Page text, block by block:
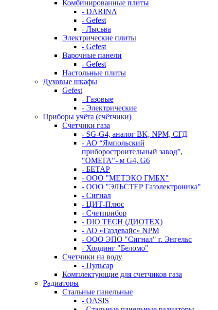
Комбинированные плиты
- DARINA
- Gefest
- Лысьва
Электрические плиты
- Gefest
Варочные панели
- Gefest
Настольные плиты
Духовые шкафы
Gefest
- Газовые
- Электрические
Приборы учёта (счётчики)
Счетчики газа
- SG-G4, аналог BK, NPM, СГД
- АО “Ямпольский
приборостроительный завод”,
"ОМЕГА"- м G4, G6
- БЕТАР
- ООО "МЕТЭКО ГМБХ"
- ООО "ЭЛЬСТЕР Газэлектроника"
- Сигнал
- ЦИТ-Плюс
- Счетприбор
- DIO TECH (ДИОТЕХ)
- АО «Газдевайс» NPM
- ООО ЭПО "Сигнал" г. Энгельс
- Холдинг "Беломо"
Счетчики на воду
- Пульсар
Комплектующие для счетчиков газа
Радиаторы
Стальные панельные
- OASIS